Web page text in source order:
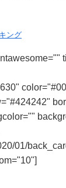
ング
01/